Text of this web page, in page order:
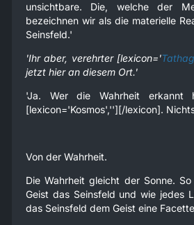
unsichtbare. Die, welche der
bezeichnen wir als die materielle
Seinsfeld.'
'Ihr aber, verehrter [lexicon='
jetzt hier an diesem Ort.'
'Ja. Wer die Wahrheit erkannt
[lexicon='Kosmos',''][/lexicon].
Von der Wahrheit.
Die Wahrheit gleicht der Sonne.
Geist das Seinsfeld und wie jedes
das Seinsfeld dem Geist eine